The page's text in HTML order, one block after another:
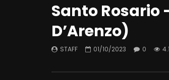
Santo Rosario
D’Arenzo)
STAFF 01/10/2023 0